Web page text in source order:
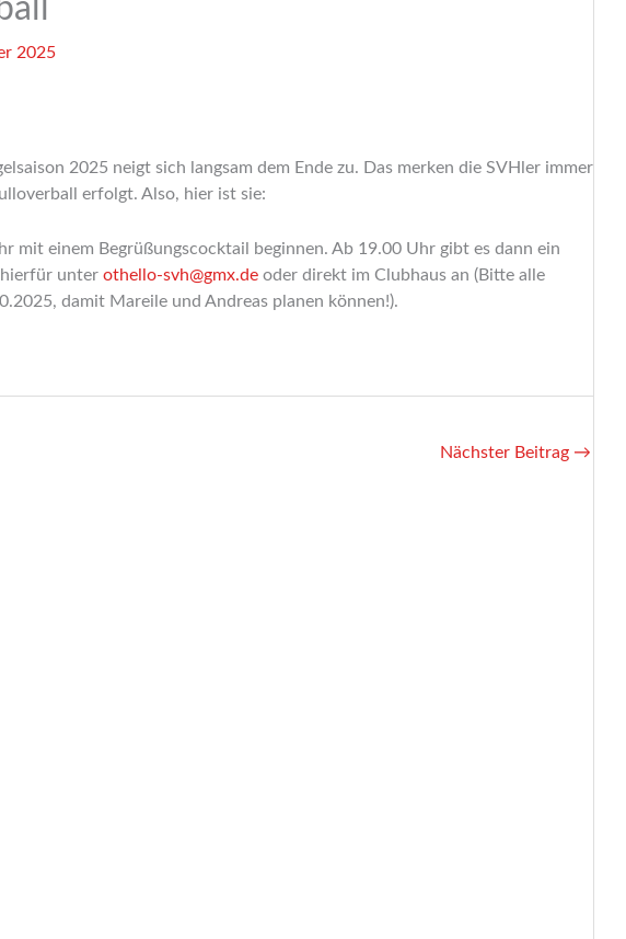
2025
2025 neigt sich langsam dem Ende zu. Das merken die SVHler immer
erfolgt. Also, hier ist sie:
mit einem Begrüßungscocktail beginnen. Ab 19.00 Uhr gibt es dann ein
unter othello-svh@gmx.de oder direkt im Clubhaus an (Bitte alle
damit Mareile und Andreas planen können!).
Nächster Beitrag →